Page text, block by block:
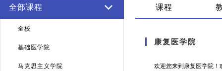
全部课程
全校
基础医学院
马克思主义学院
课程
康复医学院
欢迎您来到康复医学院